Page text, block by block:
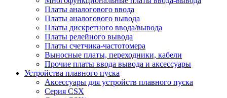
Платы аналогового ввода
Платы аналогового вывода
Платы дискретного ввода/вывода
Платы релейного вывода
Платы счетчика-частотомера
Выносные платы, переходники, кабели
Прочие платы ввода вывода и аксессуары
Устройства плавного пуска
Аксессуары для устройств плавного пуска
Серия CSX